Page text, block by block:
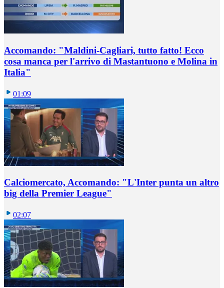
Accomando: "Maldini-Cagliari, tutto fatto! Ecco
cosa manca per l'arrivo di Mastantuono e Molina in
Italia"
01:09
Calciomercato, Accomando: "L'Inter punta un altro
big della Premier League"
02:07